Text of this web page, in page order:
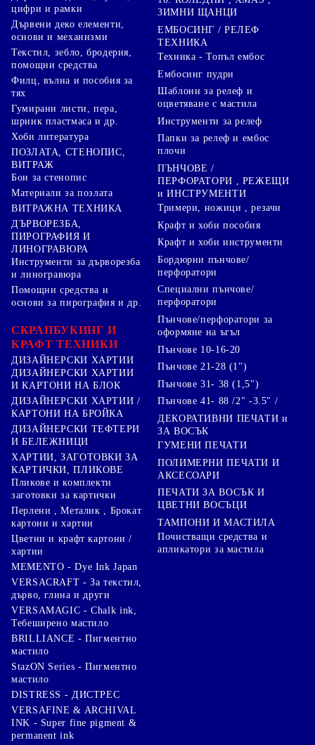
цифри и рамки
Дървени деко елементи,
основи и механизми
Текстил, зебло, бродерия,
помощни средства
Филц, вълна и пособия за
тях
Гумирани листи, пера,
шринк пластмаса и др.
Хоби литература
ПОЗЛАТА, СТЕНОПИС,
ВИТРАЖ
Бои за стенопис
Материали за позлата
ВИТРАЖНА ТЕХНИКА
ДЪРВОРЕЗБА,
ПИРОГРАФИЯ И
ЛИНОГРАВЮРА
Инструменти за дърворезба
и линогравюра
Помощни средства и
основи за пирография и др.
СКРАПБУКИНГ И
КРАФТ ТЕХНИКИ
ДИЗАЙНЕРСКИ ХАРТИИ
ДИЗАЙНЕРСКИ ХАРТИИ
И КАРТОНИ НА БЛОК
ДИЗАЙНЕРСКИ ХАРТИИ /
КАРТОНИ НА БРОЙКА
ДИЗАЙНЕРСКИ ТЕФТЕРИ
И БЕЛЕЖНИЦИ
ХАРТИИ, ЗАГОТОВКИ ЗА
КАРТИЧКИ, ПЛИКОВЕ
Пликове и комплекти
заготовки за картички
Перлени , Металик , Брокат
картони и хартии
Цветни и крафт картони /
хартии
ЗИМНИ ЩАНЦИ
ЕМБОСИНГ / РЕЛЕФ
ТЕХНИКА
Техника - Топъл ембос
Ембосинг пудри
Шаблони за релеф и
оцветяване с мастила
Инструменти за релеф
Папки за релеф и ембос
плочи
ПЪНЧОВЕ /
ПЕРФОРАТОРИ , РЕЖЕЩИ
и ИНСТРУМЕНТИ
Тримери, ножици , резачи
Крафт и хоби пособия
Крафт и хоби инструменти
Бордюрни пънчове/
перфоратори
Специални пънчове/
перфоратори
Пънчове/перфоратори за
оформяне на ъгъл
Пънчове 10-16-20
Пънчове 21-28 (1")
Пънчове 31- 38 (1,5")
Пънчове 41- 88 /2" -3.5" /
ДЕКОРАТИВНИ ПЕЧАТИ и
ЗА ВОСЪК
ГУМЕНИ ПЕЧАТИ
ПОЛИМЕРНИ ПЕЧАТИ И
АКСЕСОАРИ
ПЕЧАТИ ЗА ВОСЪК И
ЦВЕТНИ ВОСЪЦИ
ТАМПОНИ И МАСТИЛА
Почистващи средства и
апликатори за мастила
MEMENTO - Dye Ink Japan
VERSACRAFT - За текстил,
дърво, глина и други
VERSAMAGIC - Chalk ink,
Тебеширено мастило
BRILLIANCE - Пигментно
мастило
StazON Series - Пигментно
мастило
DISTRESS - ДИСТРЕС
VERSAFINE & ARCHIVAL
INK - Super fine pigment &
permanent ink